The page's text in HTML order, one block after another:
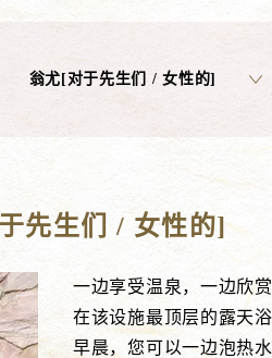
翁尤[对于先生们 / 女性的]
先生们 / 女性的]
一边享受温泉，一边欣
在该设施最顶层的露天
早晨，您可以一边泡热